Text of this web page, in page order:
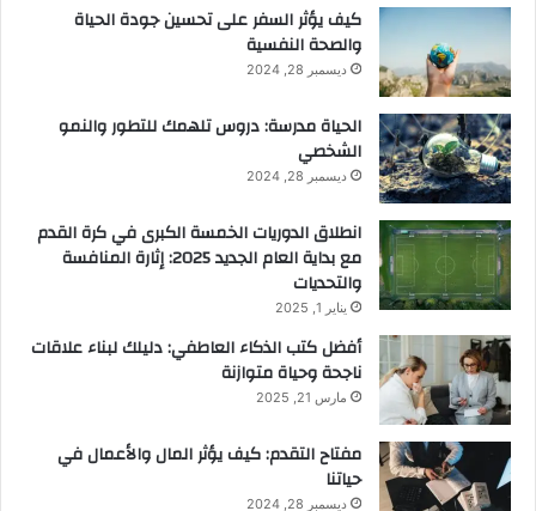
كيف يؤثر السفر على تحسين جودة الحياة
والصحة النفسية
ديسمبر 28, 2024
الحياة مدرسة: دروس تلهمك للتطور والنمو
الشخصي
ديسمبر 28, 2024
انطلاق الدوريات الخمسة الكبرى في كرة القدم
مع بداية العام الجديد 2025: إثارة المنافسة
والتحديات
يناير 1, 2025
أفضل كتب الذكاء العاطفي: دليلك لبناء علاقات
ناجحة وحياة متوازنة
مارس 21, 2025
مفتاح التقدم: كيف يؤثر المال والأعمال في
حياتنا
ديسمبر 28, 2024